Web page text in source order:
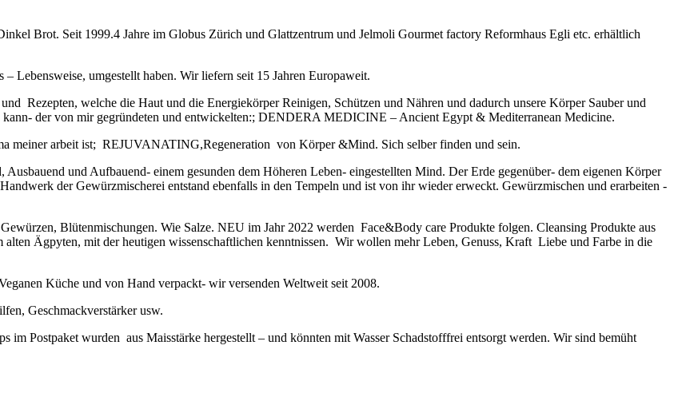
Brot. Seit 1999.4 Jahre im Globus Zürich und Glattzentrum und Jelmoli Gourmet factory Reformhaus Egli etc. erhältlich
Lebensweise, umgestellt haben. Wir liefern seit 15 Jahren Europaweit.
Rezepten, welche die Haut und die Energiekörper Reinigen, Schützen und Nähren und dadurch unsere Körper Sauber und
kann- der von mir gegründeten und entwickelten:; DENDERA MEDICINE – Ancient Egypt & Mediterranean Medicine.
meiner arbeit ist; REJUVANATING,Regeneration von Körper &Mind. Sich selber finden und sein.
und Aufbauend- einem gesunden dem Höheren Leben- eingestellten Mind. Der Erde gegenüber- dem eigenen Körper
der Gewürzmischerei entstand ebenfalls in den Tempeln und ist von ihr wieder erweckt. Gewürzmischen und erarbeiten -
Blütenmischungen. Wie Salze. NEU im Jahr 2022 werden Face&Body care Produkte folgen. Cleansing Produkte aus
alten Ägpyten, mit der heutigen wissenschaftlichen kenntnissen. Wir wollen mehr Leben, Genuss, Kraft Liebe und Farbe in die
Küche und von Hand verpackt- wir versenden Weltweit seit 2008.
Geschmackverstärker usw.
im Postpaket wurden aus Maisstärke hergestellt – und könnten mit Wasser Schadstofffrei entsorgt werden. Wir sind bemüht